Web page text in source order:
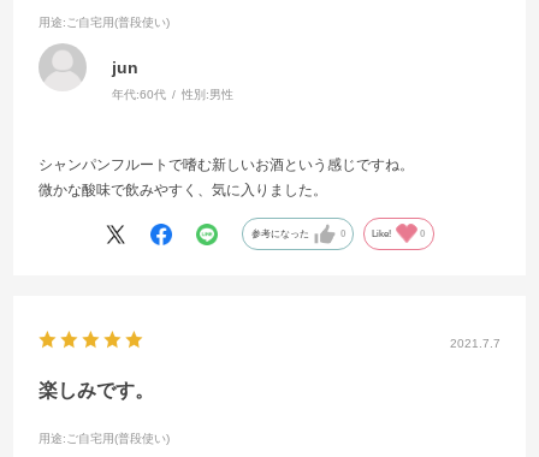
用途:ご自宅用(普段使い)
jun
年代:60代 性別:男性
シャンパンフルートで嗜む新しいお酒という感じですね。
微かな酸味で飲みやすく、気に入りました。
参考になった 0 Like! 0
2021.7.7
楽しみです。
用途:ご自宅用(普段使い)